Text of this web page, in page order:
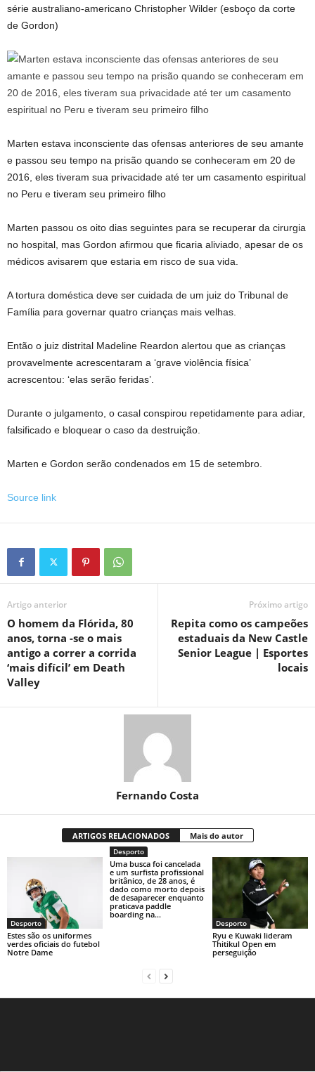
série australiano-americano Christopher Wilder (esboço da corte
de Gordon)
Marten estava inconsciente das ofensas anteriores de seu amante
e passou seu tempo na prisão quando se conheceram em 20 de
2016, eles tiveram sua privacidade até ter um casamento espiritual
no Peru e tiveram seu primeiro filho
Marten passou os oito dias seguintes para se recuperar da cirurgia
no hospital, mas Gordon afirmou que ficaria aliviado, apesar de os
médicos avisarem que estaria em risco de sua vida.
A tortura doméstica deve ser cuidada de um juiz do Tribunal de
Família para governar quatro crianças mais velhas.
Então o juiz distrital Madeline Reardon alertou que as crianças
provavelmente acrescentaram a ‘grave violência física’
acrescentou: ‘elas serão feridas’.
Durante o julgamento, o casal conspirou repetidamente para adiar,
falsificado e bloquear o caso da destruição.
Marten e Gordon serão condenados em 15 de setembro.
Source link
Artigo anterior
O homem da Flórida, 80
anos, torna -se o mais
antigo a correr a corrida
‘mais difícil’ em Death
Valley
Próximo artigo
Repita como os campeões
estaduais da New Castle
Senior League | Esportes
locais
Fernando Costa
ARTIGOS RELACIONADOS Mais do autor
Desporto
Estes são os uniformes
verdes oficiais do futebol
Notre Dame
Desporto
Uma busca foi cancelada
e um surfista profissional
britânico, de 28 anos, é
dado como morto depois
de desaparecer enquanto
praticava paddle
boarding na...
Desporto
Ryu e Kuwaki lideram
Thitikul Open em
perseguição